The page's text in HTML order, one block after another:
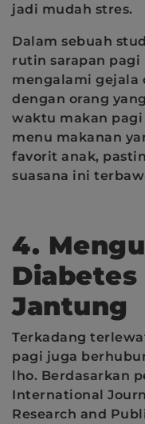
jadi mudah stres.
Dalam sebuah
rutin sarapan
mengalami gejala
dengan orang
waktu makan
menu makanan
favorit anak,
suasana ini
4.
Jantung
Terkadang
pagi juga
lho. Berdasarkan
International
Research and